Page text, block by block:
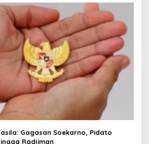
Gagasan Soekarno, Pidato
Radjiman